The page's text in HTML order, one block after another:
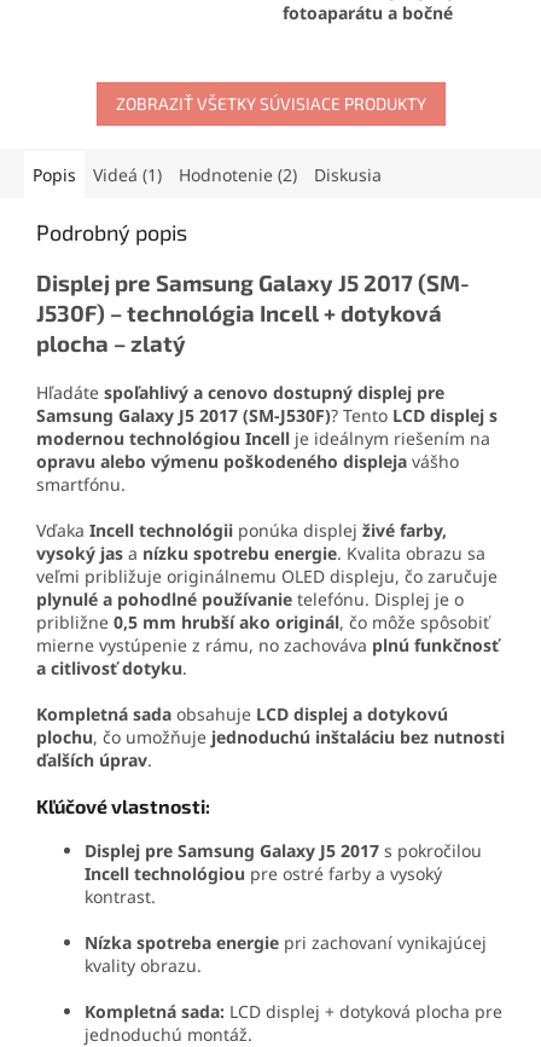
aplikačnej špičke sa
fotoaparátu a bočné
jeho komponenty. Ideálne
riešenie navýmenu
poškodeného zadného
ZOBRAZIŤ VŠETKY SÚVISIACE PRODUKTY
Popis Videá (1) Hodnotenie (2) Diskusia
Podrobný popis
Displej pre Samsung Galaxy J5 2017 (SM-
J530F) – technológia Incell + dotyková
plocha – zlatý
Hľadáte spoľahlivý a cenovo dostupný displej pre
Samsung Galaxy J5 2017 (SM-J530F)? Tento LCD displej s
modernou technológiou Incell je ideálnym riešením na
opravu alebo výmenu poškodeného displeja vášho
smartfónu.
Vďaka Incell technológii ponúka displej živé farby,
vysoký jas a nízku spotrebu energie. Kvalita obrazu sa
veľmi približuje originálnemu OLED displeju, čo zaručuje
plynulé a pohodlné používanie telefónu. Displej je o
približne 0,5 mm hrubší ako originál, čo môže spôsobiť
mierne vystúpenie z rámu, no zachováva plnú funkčnosť
a citlivosť dotyku.
Kompletná sada obsahuje LCD displej a dotykovú
plochu, čo umožňuje jednoduchú inštaláciu bez nutnosti
ďalších úprav.
Kľúčové vlastnosti:
Displej pre Samsung Galaxy J5 2017 s pokročilou
Incell technológiou pre ostré farby a vysoký
kontrast.
Nízka spotreba energie pri zachovaní vynikajúcej
kvality obrazu.
Kompletná sada: LCD displej + dotyková plocha pre
jednoduchú montáž.